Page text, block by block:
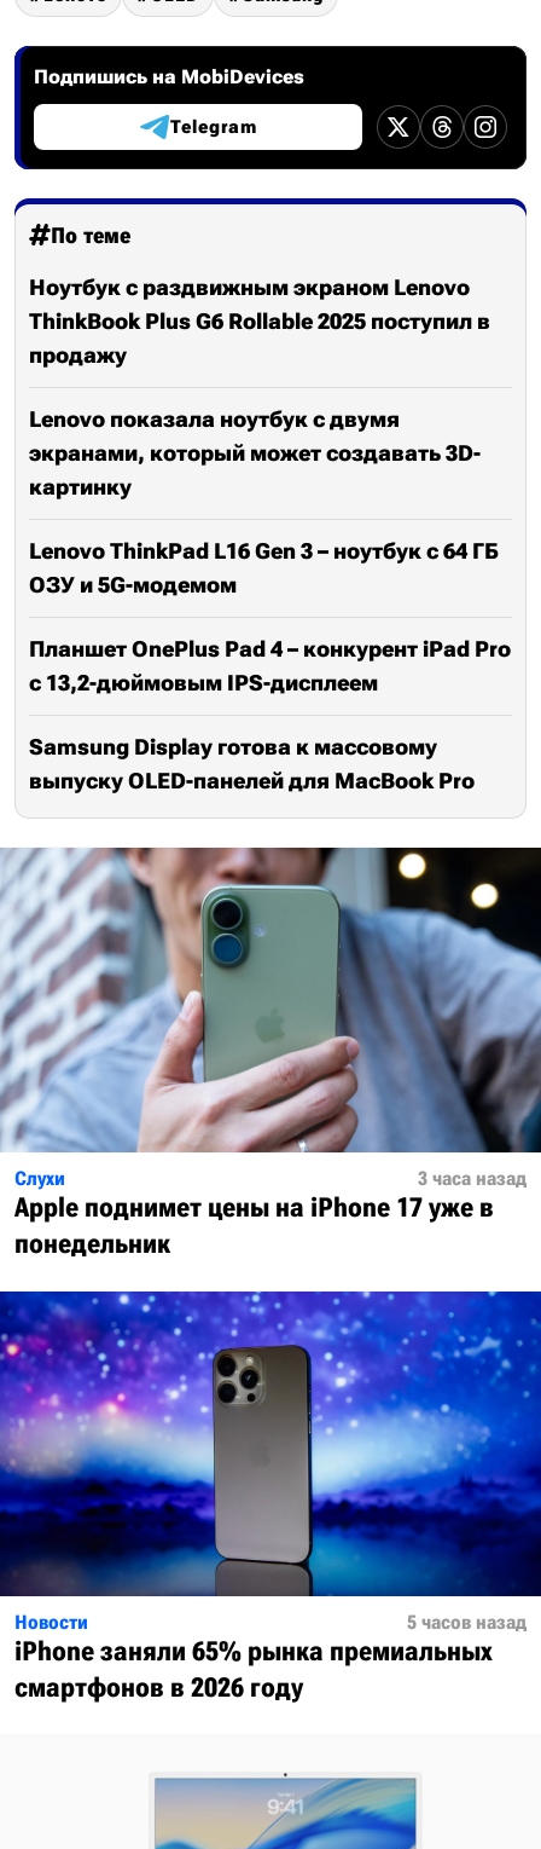
Подпишись на MobiDevices
Telegram
По теме
Ноутбук с раздвижным экраном Lenovo
ThinkBook Plus G6 Rollable 2025 поступил в
продажу
Lenovo показала ноутбук с двумя
экранами, который может создавать 3D-
картинку
Lenovo ThinkPad L16 Gen 3 – ноутбук с 64 ГБ
ОЗУ и 5G-модемом
Планшет OnePlus Pad 4 – конкурент iPad Pro
с 13,2-дюймовым IPS-дисплеем
Samsung Display готова к массовому
выпуску OLED-панелей для MacBook Pro
Слухи 3 часа назад
Apple поднимет цены на iPhone 17 уже в
понедельник
Новости 5 часов назад
iPhone заняли 65% рынка премиальных
смартфонов в 2026 году